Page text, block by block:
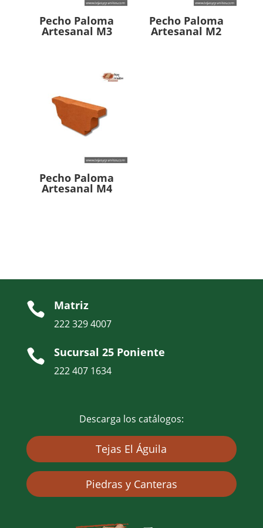
Pecho Paloma
Artesanal M3
Pecho Paloma
Artesanal M2
Pecho Paloma
Artesanal M4
 Matriz
222 329 4007
 Sucursal 25 Poniente
222 407 1634
Descarga los catálogos:
Tejas El Águila
Piedras y Canteras